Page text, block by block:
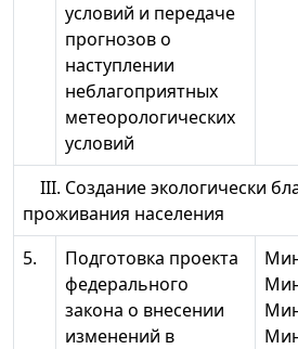
условий и передаче
прогнозов о
наступлении
неблагоприятных
метеорологических
условий
III. Создание экологически
проживания населения
5.
Подготовка проекта
федерального
закона о внесении
изменений в